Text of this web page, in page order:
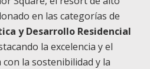
en las categorías de
y Desarrollo Residencial
la excelencia y el
la sostenibilidad y la